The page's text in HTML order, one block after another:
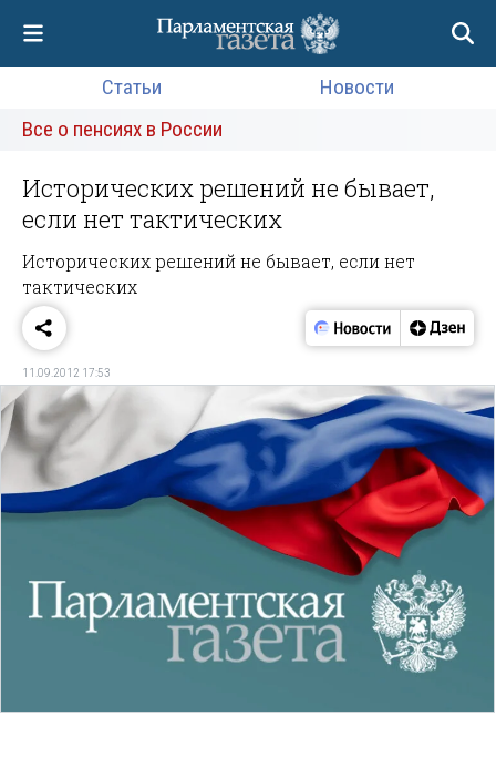
Статьи
Новости
Все о пенсиях в России
Исторических решений не бывает,
если нет тактических
Исторических решений не бывает, если нет
тактических
11.09.2012 17:53